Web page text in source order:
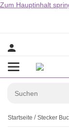
Zum Hauptinhalt
Startseite Stecker